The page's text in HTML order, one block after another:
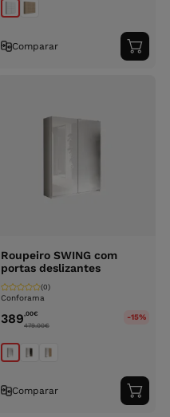
Comparar
ao
Roupeiro SWING com
portas deslizantes
Conforama
(0)
389,00€
479.00€
-15%
Comparar
ao